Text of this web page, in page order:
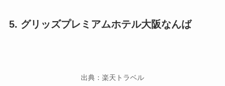
5. グリッズプレミアムホテル大阪なんば
出典：楽天トラベル